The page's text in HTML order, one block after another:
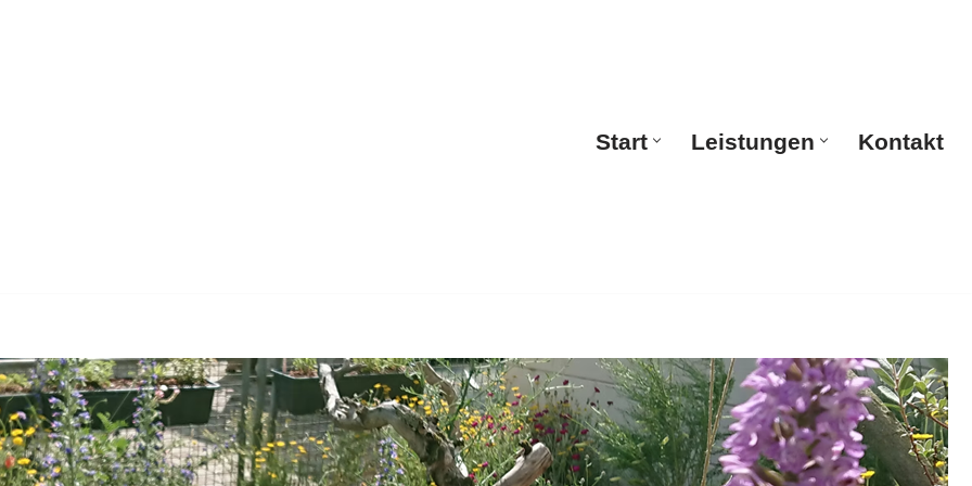
Start Leistungen Kontakt
Start Leistungen Kontakt